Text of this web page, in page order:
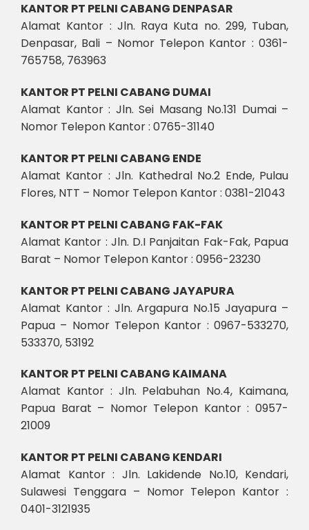
KANTOR PT PELNI CABANG DENPASAR
Alamat Kantor : Jln. Raya Kuta no. 299, Tuban,
Denpasar, Bali – Nomor Telepon Kantor : 0361-
765758, 763963
KANTOR PT PELNI CABANG DUMAI
Alamat Kantor : Jln. Sei Masang No.131 Dumai –
Nomor Telepon Kantor : 0765-31140
KANTOR PT PELNI CABANG ENDE
Alamat Kantor : Jln. Kathedral No.2 Ende, Pulau
Flores, NTT – Nomor Telepon Kantor : 0381-21043
KANTOR PT PELNI CABANG FAK-FAK
Alamat Kantor : Jln. D.I Panjaitan Fak-Fak, Papua
Barat – Nomor Telepon Kantor : 0956-23230
KANTOR PT PELNI CABANG JAYAPURA
Alamat Kantor : Jln. Argapura No.15 Jayapura –
Papua – Nomor Telepon Kantor : 0967-533270,
533370, 53192
KANTOR PT PELNI CABANG KAIMANA
Alamat Kantor : Jln. Pelabuhan No.4, Kaimana,
Papua Barat – Nomor Telepon Kantor : 0957-
21009
KANTOR PT PELNI CABANG KENDARI
Alamat Kantor : Jln. Lakidende No.10, Kendari,
Sulawesi Tenggara – Nomor Telepon Kantor :
0401-3121935